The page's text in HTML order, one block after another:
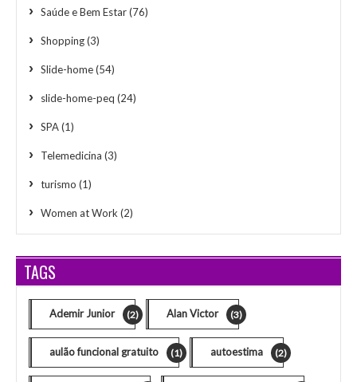
Saúde e Bem Estar(76)
Shopping(3)
Slide-home(54)
slide-home-peq (24)
SPA(1)
Telemedicina (3)
turismo (1)
Women at Work (2)
TAGS
Ademir Junior (2) Alan Victor (3)
aulão funcional gratuito (1) autoestima (2)